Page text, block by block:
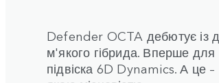
Defender OCTA дебютує із
м'якого гібрида. Вперше
підвіска 6D Dynamics. А це